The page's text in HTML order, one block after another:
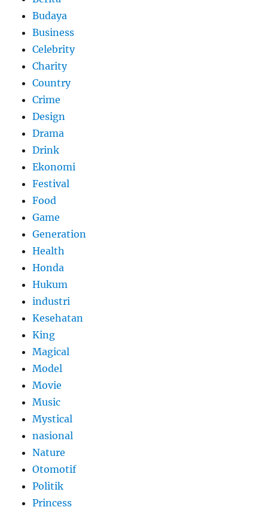
Budaya
Business
Celebrity
Charity
Country
Crime
Design
Drama
Drink
Ekonomi
Festival
Food
Game
Generation
Health
Honda
Hukum
industri
Kesehatan
King
Magical
Model
Movie
Music
Mystical
nasional
Nature
Otomotif
Politik
Princess